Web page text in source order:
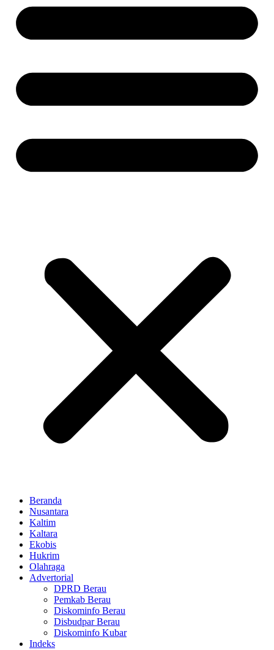
Beranda
Nusantara
Kaltim
Kaltara
Ekobis
Hukrim
Olahraga
Advertorial
DPRD Berau
Pemkab Berau
Diskominfo Berau
Disbudpar Berau
Diskominfo Kubar
Indeks